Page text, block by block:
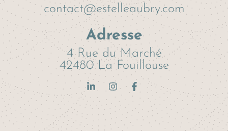
contact@estelleaubry.com
Adresse
4 Rue du Marché
42480 La Fouillouse